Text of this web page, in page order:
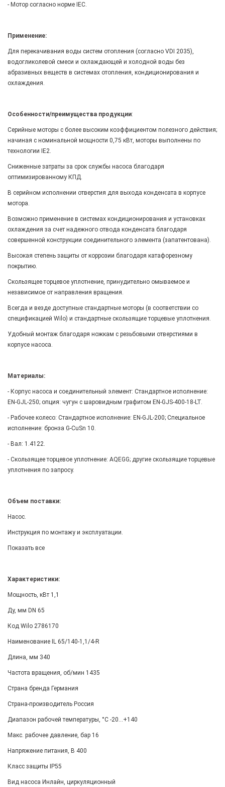
- Мотор согласно норме IEC.
Применение:
Для перекачивания воды систем отопления (согласно VDI 2035),
водогликолевой смеси и охлаждающей и холодной воды без
абразивных веществ в системах отопления, кондиционирования и
охлаждения.
Особенности/преимущества продукции:
Серийные моторы с более высоким коэффициентом полезного действия;
начиная с номинальной мощности 0,75 кВт, моторы выполнены по
технологии IE2.
Сниженные затраты за срок службы насоса благодаря
оптимизированному КПД.
В серийном исполнении отверстия для выхода конденсата в корпусе
мотора.
Возможно применение в системах кондиционирования и установках
охлаждения за счет надежного отвода конденсата благодаря
совершенной конструкции соединительного элемента (запатентована).
Высокая степень защиты от коррозии благодаря катафорезному
покрытию.
Скользящее торцевое уплотнение, принудительно омываемое и
независимое от направления вращения.
Всегда и везде доступные стандартные моторы (в соответствии со
спецификацией Wilo) и стандартные скользящие торцевые уплотнения.
Удобный монтаж благодаря ножкам с резьбовыми отверстиями в
корпусе насоса.
Материалы:
- Корпус насоса и соединительный элемент: Стандартное исполнение:
EN-GJL-250; опция: чугун с шаровидным графитом EN-GJS-400-18-LT.
- Рабочее колесо: Стандартное исполнение: EN-GJL-200; Специальное
исполнение: бронза G-CuSn 10.
- Вал: 1.4122.
- Скользящее торцевое уплотнение: AQEGG; другие скользящие торцевые
уплотнения по запросу.
Объем поставки:
Насос.
Инструкция по монтажу и эксплуатации.
Показать все
Характеристики:
Мощность, кВт 1,1
Ду, мм DN 65
Код Wilo 2786170
Наименование IL 65/140-1,1/4-R
Длина, мм 340
Частота вращения, об/мин 1435
Страна бренда Германия
Страна-производитель Россия
Диапазон рабочей температуры, °С -20...+140
Макс. рабочее давление, бар 16
Напряжение питания, В 400
Класс защиты IP55
Вид насоса Инлайн, циркуляционный